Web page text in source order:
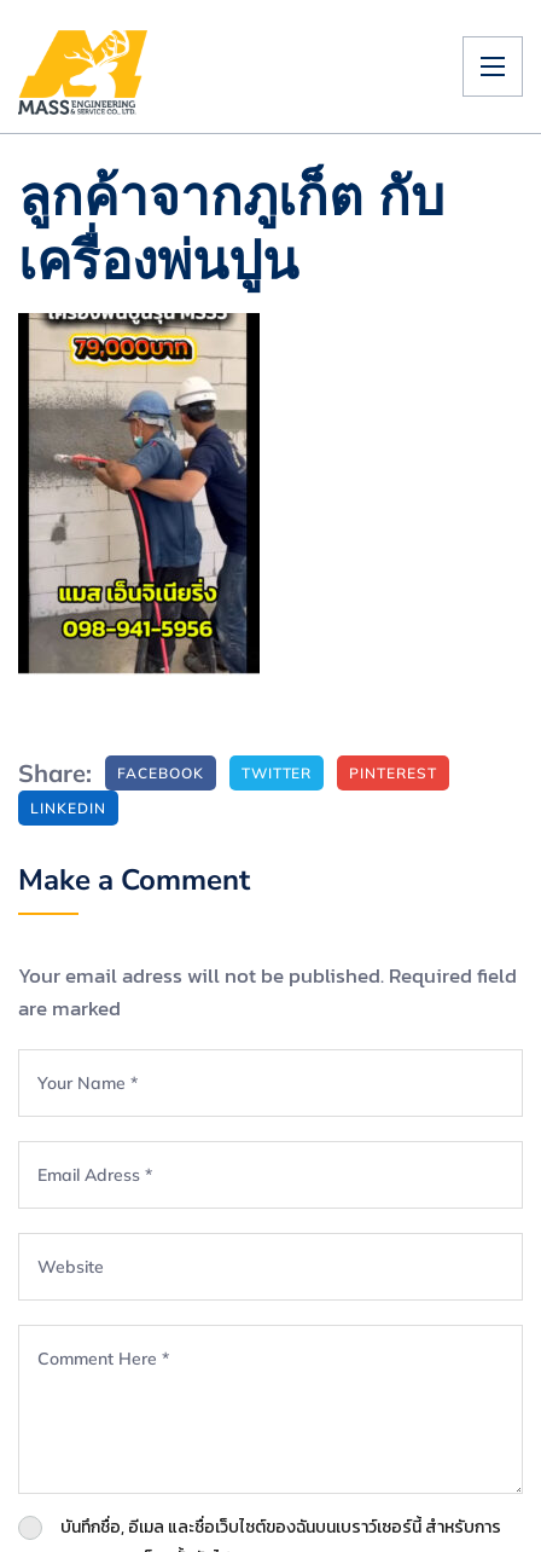
ลูกค้าจากภูเก็ต กับ
เครื่องพ่นปูน
Share: FACEBOOK TWITTER
PINTEREST
LINKEDIN
Make a Comment
Your email adress will not be published. Required field
are marked
บันทึกชื่อ, อีเมล และชื่อเว็บไซต์ของฉันบนเบราว์เซอร์นี้ สำหรับการ